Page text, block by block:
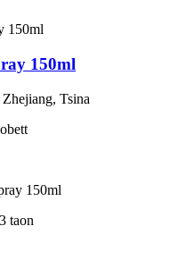
150ml
Tsina
150ml
taon